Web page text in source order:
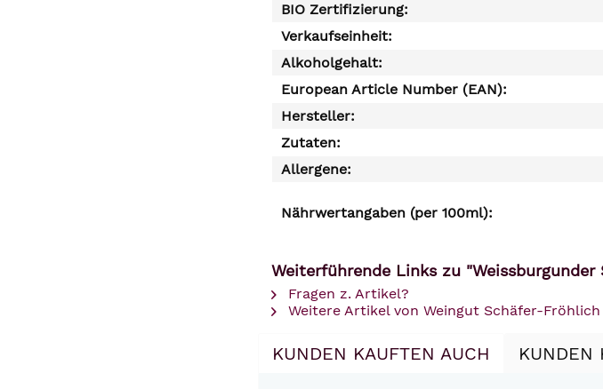
BIO Zertifizierung:
Verkaufseinheit:
Alkoholgehalt:
European Article Number (EAN):
Hersteller:
Zutaten:
Allergene:
Nährwertangaben (per 100ml):
Weiterführende Links zu
Fragen z. Artikel?
Weitere Artikel von Weingut Schäfer-Fröhlich
KUNDEN KAUFTEN AUCH KUNDEN